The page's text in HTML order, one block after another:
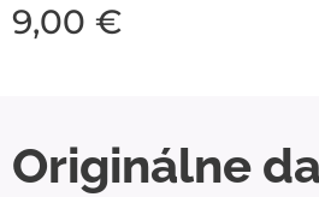
9,00 €
Originálne